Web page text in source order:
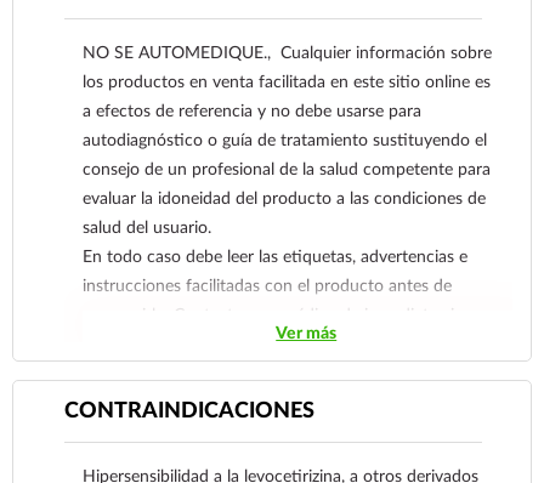
NO SE AUTOMEDIQUE., Cualquier información sobre
los productos en venta facilitada en este sitio online es
a efectos de referencia y no debe usarse para
autodiagnóstico o guía de tratamiento sustituyendo el
consejo de un profesional de la salud competente para
evaluar la idoneidad del producto a las condiciones de
salud del usuario.
En todo caso debe leer las etiquetas, advertencias e
instrucciones facilitadas con el producto antes de
consumirlo. Contacte a su médico de inmediato si
sospecha que tiene un problema de salud.
Ver más
CONTRAINDICACIONES
Hipersensibilidad a la levocetirizina, a otros derivados